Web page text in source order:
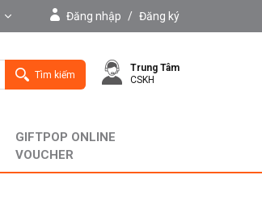
Đăng nhập / Đăng ký
Tìm kiếm
Trung Tâm
CSKH
GIFTPOP ONLINE
VOUCHER